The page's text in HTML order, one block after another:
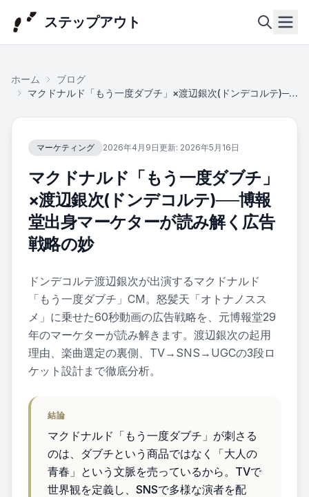
ステップアウト
ホーム
要
事業内
容
実績・
ニュー
ス
ブログ
資料ダ
ウンロ
ード
ホーム
ブログ
マクドナルド「もう一度ダブチ」×渡辺銀次(ドンデコルテ)──博報堂出身マーケターが読み解く広告戦略の妙
マーケティング 2026年4月9日更新: 2026年5月16日
マクドナルド「もう一度ダブチ」
×渡辺銀次(ドンデコルテ)──博報
堂出身マーケターが読み解く広告
戦略の妙
ドンデコルテ渡辺銀次が出演するマクドナルド
「もう一度ダブチ」CM。怒髪天「オトナノスス
メ」に乗せた60秒動画の広告戦略を、元博報堂29
年のマーケターが読み解きます。渡辺銀次の起用
理由、楽曲選定の裏側、TV→SNS→UGCの3段ロ
ケット設計まで徹底分析。
結論
マクドナルド「もう一度ダブチ」が刺さる
のは、ダブチという商品ではなく「大人の
青春」という文脈を売っているから。TVで
世界観を定義し、SNSで多様な演者を配